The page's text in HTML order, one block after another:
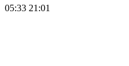
05:33 21:01